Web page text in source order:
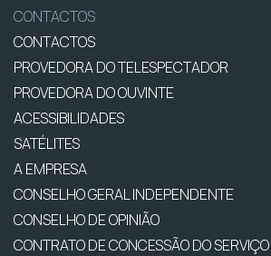
CONTACTOS
CONTACTOS
PROVEDORA DO TELESPECTADOR
PROVEDORA DO OUVINTE
ACESSIBILIDADES
SATÉLITES
A EMPRESA
CONSELHO GERAL INDEPENDENTE
CONSELHO DE OPINIÃO
CONTRATO DE CONCESSÃO DO